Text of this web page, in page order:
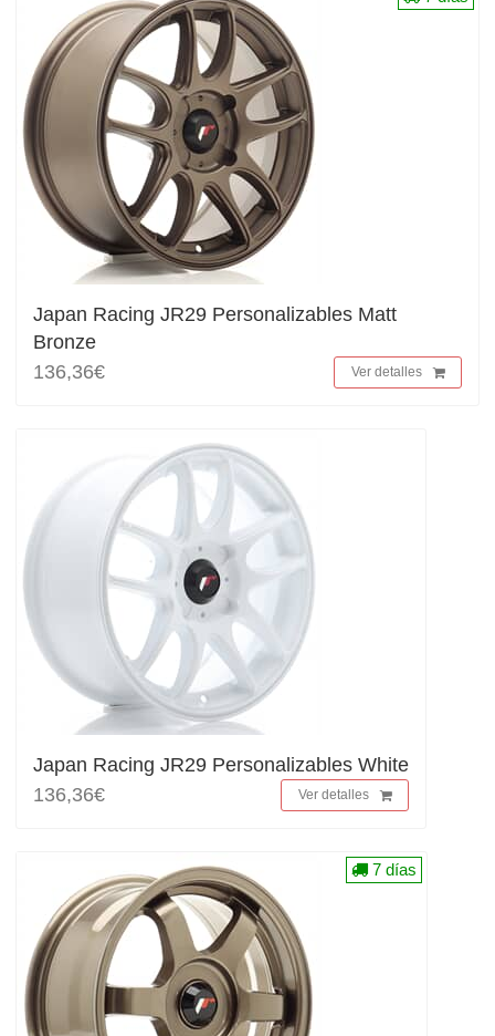
Japan Racing JR29 Personalizables Matt
Bronze
136,36€
Ver detalles
Japan Racing JR29 Personalizables White
136,36€
Ver detalles
7 días